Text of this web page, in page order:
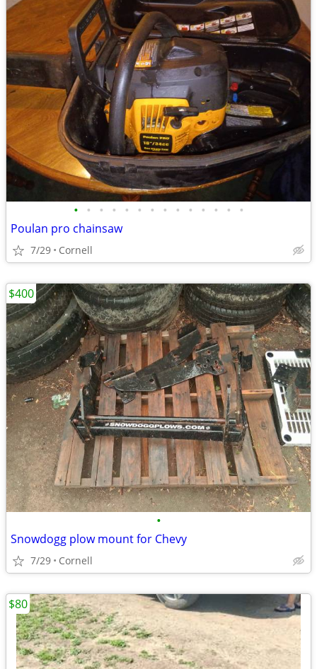
• • • • • • • • • • • • • •
Poulan pro chainsaw
7/29 Cornell
•
Snowdogg plow mount for Chevy
7/29 Cornell
$400
$80